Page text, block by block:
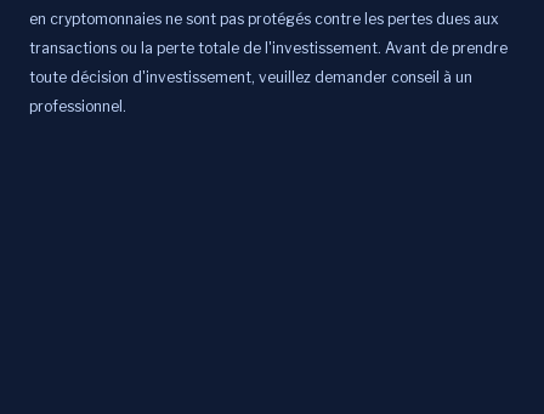
en cryptomonnaies ne sont pas protégés contre les pertes dues aux
transactions ou la perte totale de l'investissement. Avant de prendre
toute décision d'investissement, veuillez demander conseil à un
professionnel.